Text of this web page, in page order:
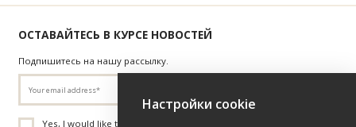
ОСТАВАЙТЕСЬ В КУРСЕ НОВОСТЕЙ
Подпишитесь на нашу рассылку.
Yes, I would like to receive the Tree Nursery Ebben newsletter
Настройки cookie